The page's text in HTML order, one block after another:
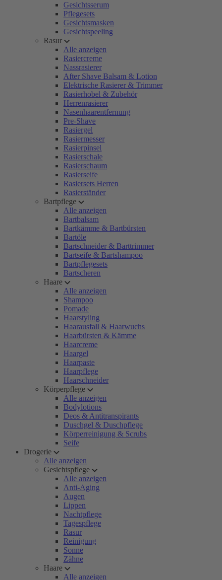
Gesichtsserum
Pflegesets
Gesichtsmasken
Gesichtspeeling
Rasur
Alle anzeigen
Rasiercreme
Nassrasierer
After Shave Balsam & Lotion
Elektrische Rasierer & Trimmer
Rasierhobel & Zubehör
Herrenrasierer
Nasenhaarentfernung
Pre-Shave
Rasiergel
Rasiermesser
Rasierpinsel
Rasierschale
Rasierschaum
Rasierseife
Rasiersets Herren
Rasierständer
Bartpflege
Alle anzeigen
Bartbalsam
Bartkämme & Bartbürsten
Bartöle
Bartschneider & Barttrimmer
Bartseife & Bartshampoo
Bartpflegesets
Bartscheren
Haare
Alle anzeigen
Shampoo
Pomade
Haarstyling
Haarausfall & Haarwuchs
Haarbürsten & Kämme
Haarcreme
Haargel
Haarpaste
Haarpflege
Haarschneider
Körperpflege
Alle anzeigen
Bodylotions
Deos & Antitranspirants
Duschgel & Duschpflege
Körperreinigung & Scrubs
Seife
Drogerie
Alle anzeigen
Gesichtspflege
Alle anzeigen
Anti-Aging
Augen
Lippen
Nachtpflege
Tagespflege
Rasur
Reinigung
Sonne
Zähne
Haare
Alle anzeigen